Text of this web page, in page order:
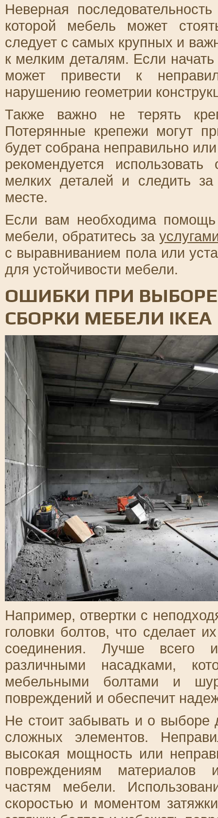
Неверная
которой мебель может
следует с самых крупных и
к мелким деталям. Если
может привести к
нарушению геометрии
Также важно не терять
Потерянные крепежи могут
будет собрана неправильно
рекомендуется
мелких деталей и следить
месте.
Если вам необходима помощь
мебели, обратитесь за
с выравниванием пола или
для устойчивости мебели.
ОШИБКИ ПРИ
СБОРКИ МЕБЕЛИ IKEA
Например, отвертки с
головки болтов, что сделает
соединения. Лучше всего
различными насадками,
мебельными болтами и
повреждений и обеспечит
Не стоит забывать и о
сложных элементов.
высокая мощность или
повреждениям материалов
частям мебели.
скоростью и моментом